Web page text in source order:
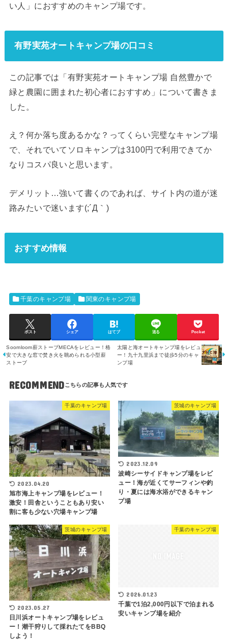
い人」におすすめのキャンプ場です。
有野実苑オートキャンプ場の口コミ
この記事では「有野実苑オートキャンプ場 自然豊かで
緑と農園に囲まれた初心者におすすめ」について書きま
した。
え？何か落ち度あるかな？ってくらい完璧なキャンプ場
で、それでいてソロキャンプは3100円で利用できてか
なりコスパ良いと思います。
デメリット…強いて書くのであれば、サイト内の道が迷
路みたいで迷います(;´Д｀)
おすすめ情報
千葉のキャンプ場 関東のキャンプ場
ポスト シェア はてブ 送る Pocket
Soomloom薪ストーブMECAをレビュー！格
安で大きな窓で焚き火を眺められる小型薪
ストーブ
太陽と海オートキャンプ場をレビュ
ー！九十九里浜まで徒歩5分のキャ
ンプ場
RECOMMEND
千葉のキャンプ場
2023.04.20
旭市海上キャンプ場をレビュー！
激安！田舎ということもあり安い
割に客も少ない穴場キャンプ場
茨城のキャンプ場
2023.12.09
波崎シーサイドキャンプ場をレビ
ュー！海が近くてサーフィンや釣
り・夏には海水浴ができるキャン
プ場
茨城のキャンプ場
2023.05.27
日川浜オートキャンプ場をレビュ
ー！潮干狩りして採れたてをBBQ
しよう！
千葉のキャンプ場
2026.01.23
千葉で1泊2,000円以下で泊まれる
安いキャンプ場を紹介